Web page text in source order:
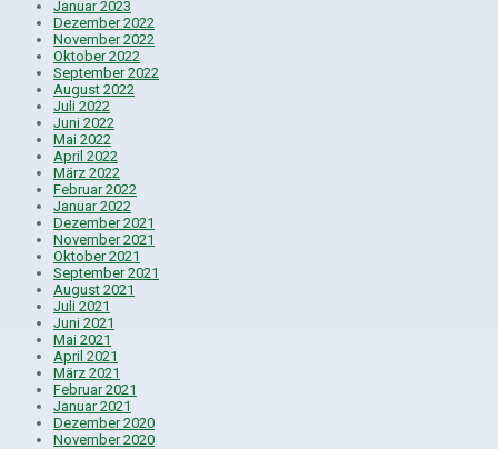
Januar 2023
Dezember 2022
November 2022
Oktober 2022
September 2022
August 2022
Juli 2022
Juni 2022
Mai 2022
April 2022
März 2022
Februar 2022
Januar 2022
Dezember 2021
November 2021
Oktober 2021
September 2021
August 2021
Juli 2021
Juni 2021
Mai 2021
April 2021
März 2021
Februar 2021
Januar 2021
Dezember 2020
November 2020